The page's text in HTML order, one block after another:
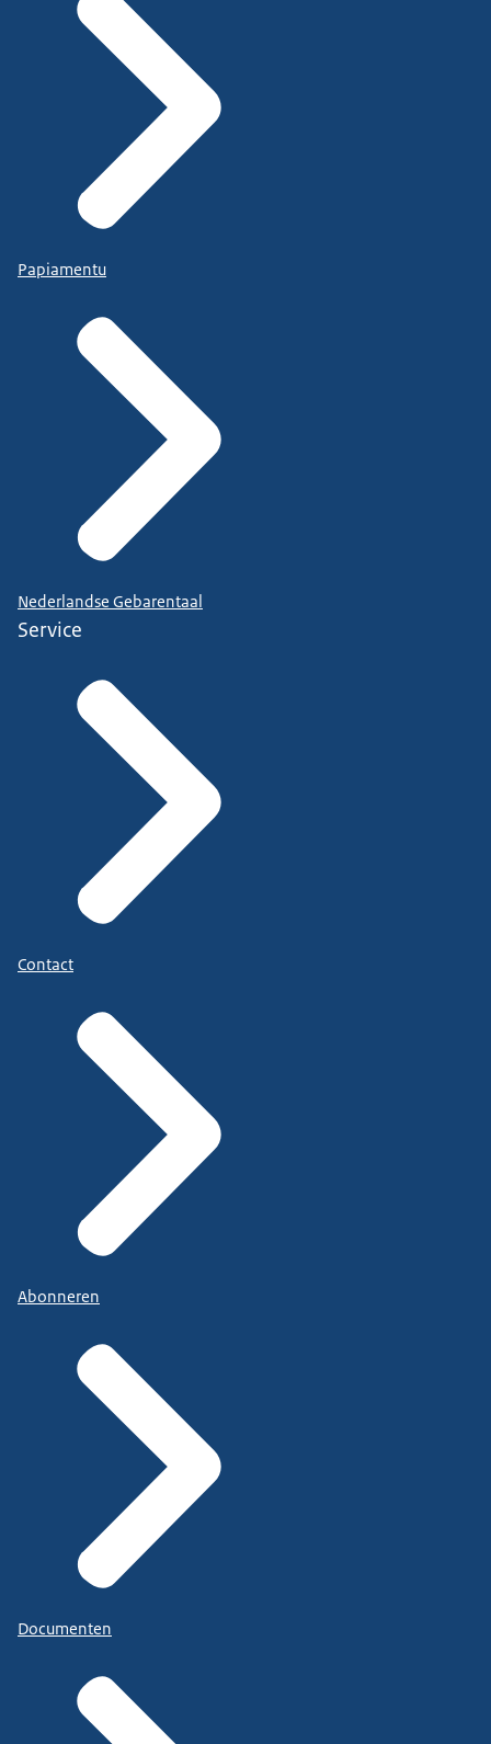
Papiamentu
Nederlandse Gebarentaal
Service
Contact
Abonneren
Documenten